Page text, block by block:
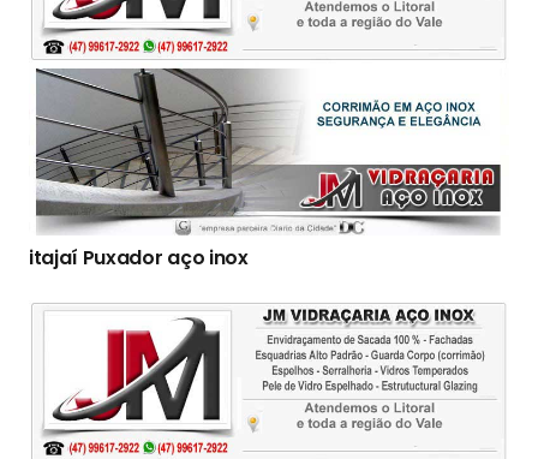
itajaí Puxador aço inox